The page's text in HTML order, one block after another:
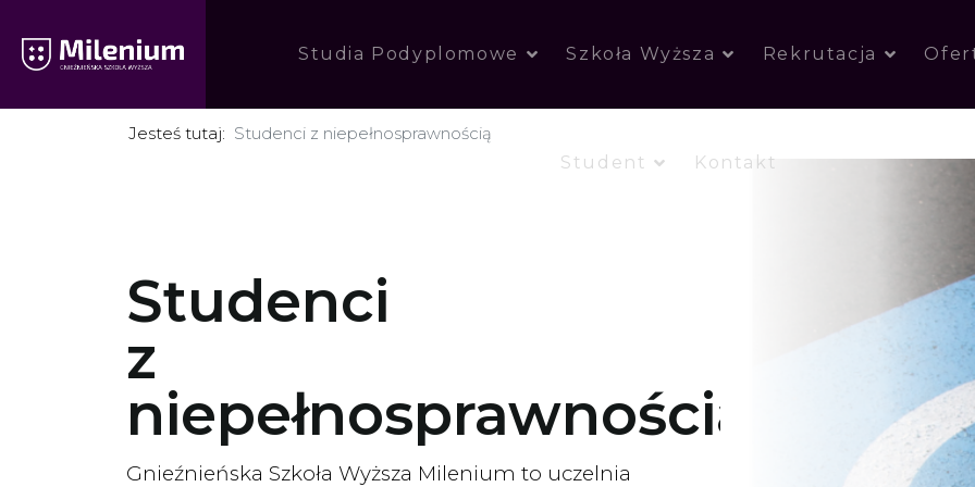
Studia Podyplomowe Szkoła Wyższa Rekrutacja
Student Kontakt
Jesteś tutaj: Studenci z niepełnosprawnością
Studenci
z
niepełnosprawnościami
Gnieźnieńska Szkoła Wyższa Milenium to uczelnia